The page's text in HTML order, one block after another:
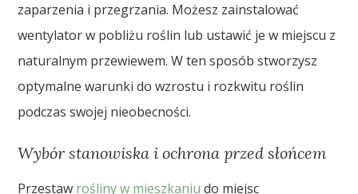
zaparzenia i przegrzania. Możesz zainstalować
wentylator w pobliżu roślin lub ustawić je w miejscu z
naturalnym przewiewem. W ten sposób stworzysz
optymalne warunki do wzrostu i rozkwitu roślin
podczas swojej nieobecności.
Wybór stanowiska i ochrona przed słońcem
Przestaw rośliny w mieszkaniu do miejsc